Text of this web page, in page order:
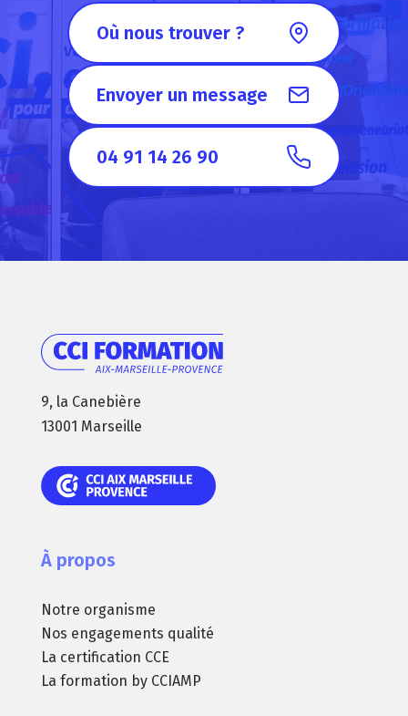
Où nous trouver ?
Envoyer un message
04 91 14 26 90
9, la Canebière
13001 Marseille
À propos
Notre organisme
Nos engagements qualité
La certification CCE
La formation by CCIAMP